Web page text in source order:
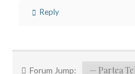
Reply
Forum Jump: